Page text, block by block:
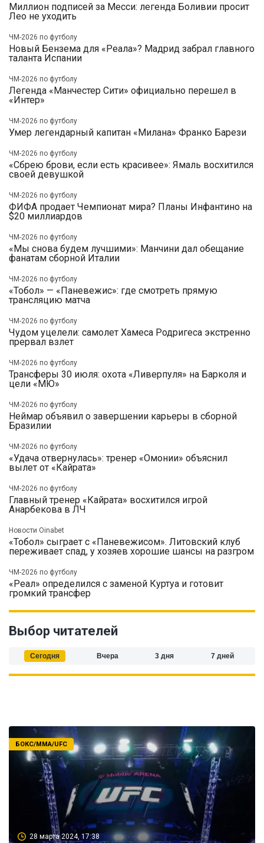
Миллион подписей за Месси: легенда Боливии просит
Лео не уходить
ЧМ-2026 по футболу
Новый Бензема для «Реала»? Мадрид забрал главного
таланта Испании
ЧМ-2026 по футболу
Легенда «Манчестер Сити» официально перешел в
«Интер»
ЧМ-2026 по футболу
Умер легендарный капитан «Милана» Франко Барези
ЧМ-2026 по футболу
«Сбрею брови, если есть красивее»: Ямаль восхитился
своей девушкой
ЧМ-2026 по футболу
ФИФА продает Чемпионат мира? Планы Инфантино на
$20 миллиардов
ЧМ-2026 по футболу
«Мы снова будем лучшими»: Манчини дал обещание
фанатам сборной Италии
ЧМ-2026 по футболу
«Тобол» — «Паневежис»: где смотреть прямую
трансляцию матча
ЧМ-2026 по футболу
Чудом уцелели: самолет Хамеса Родригеса экстренно
прервал взлет
ЧМ-2026 по футболу
Трансферы 30 июля: охота «Ливерпуля» на Барколя и
цели «МЮ»
ЧМ-2026 по футболу
Неймар объявил о завершении карьеры в сборной
Бразилии
ЧМ-2026 по футболу
«Удача отвернулась»: тренер «Омонии» объяснил
вылет от «Кайрата»
ЧМ-2026 по футболу
Главный тренер «Кайрата» восхитился игрой
Анарбекова в ЛЧ
Новости Oinabet
«Тобол» сыграет с «Паневежисом». Литовский клуб
переживает спад, у хозяев хорошие шансы на разгром
ЧМ-2026 по футболу
«Реал» определился с заменой Куртуа и готовит
громкий трансфер
Выбор читателей
Сегодня Вчера 3 дня 7 дней
28 марта 2024, 17:38
БОКС/ММА/UFC